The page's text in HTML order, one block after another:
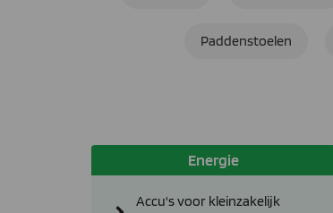
Paddenstoelen
Energie
Accu's voor kleinzakelijk